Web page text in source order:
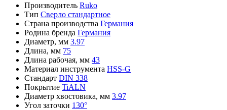
Производитель Ruko
Тип Сверло стандартное
Страна производства Германия
Родина бренда Германия
Диаметр, мм 3.97
Длина, мм 75
Длина рабочая, мм 43
Материал инструмента HSS-G
Стандарт DIN 338
Покрытие TiALN
Диаметр хвостовика, мм 3.97
Угол заточки 130°